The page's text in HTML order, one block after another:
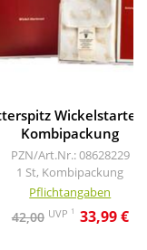
Kombipackung
PZN/Art.Nr.: 08628229
1 St, Kombipackung
Pflichtangaben
42,00 UVP 1 33,99 €